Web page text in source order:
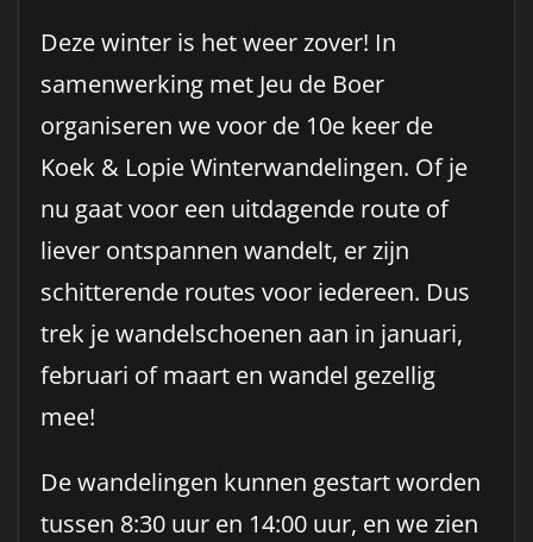
Deze winter is het weer zover! In
samenwerking met Jeu de Boer
organiseren we voor de 10e keer de
Koek & Lopie Winterwandelingen. Of je
nu gaat voor een uitdagende route of
liever ontspannen wandelt, er zijn
schitterende routes voor iedereen. Dus
trek je wandelschoenen aan in januari,
februari of maart en wandel gezellig
mee!
De wandelingen kunnen gestart worden
tussen 8:30 uur en 14:00 uur, en we zien